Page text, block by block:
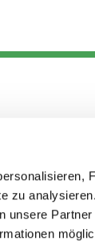
zu
unsere
avila-berlin.de